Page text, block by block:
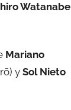
Watanabe
Mariano
y Sol Nieto